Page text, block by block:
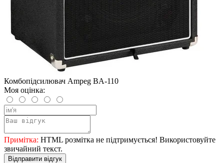
Комбопідсилювач Ampeg BA-110
Моя оцінка:
Примітка: HTML розмітка не підтримується! Використовуйте
звичайний текст.
Відправити відгук